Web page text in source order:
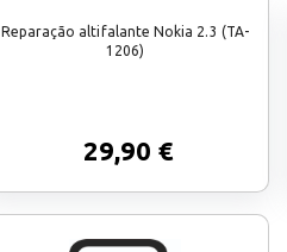
Reparação altifalante Nokia 2.3 (TA-
1206)
29,90 €